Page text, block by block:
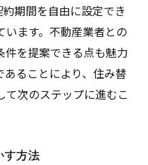
岡山市北区での定期
ェックポイント
おける注意点
産選び
選択
期間を自由に設定でき
います。不動産業者との
を提案できる点も魅力
ることにより、住み替
て次のステップに進むこ
す方法